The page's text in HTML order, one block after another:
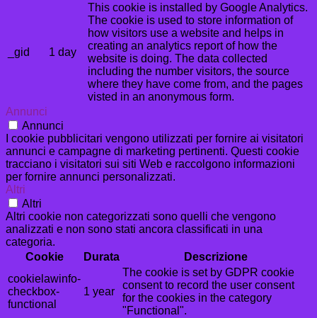
_gid 1 day
This cookie is installed by Google Analytics.
The cookie is used to store information of
how visitors use a website and helps in
creating an analytics report of how the
website is doing. The data collected
including the number visitors, the source
where they have come from, and the pages
visted in an anonymous form.
Annunci
Annunci
I cookie pubblicitari vengono utilizzati per fornire ai visitatori
annunci e campagne di marketing pertinenti. Questi cookie
tracciano i visitatori sui siti Web e raccolgono informazioni
per fornire annunci personalizzati.
Altri
Altri
Altri cookie non categorizzati sono quelli che vengono
analizzati e non sono stati ancora classificati in una
categoria.
Cookie
Durata
Descrizione
cookielawinfo-
checkbox-
functional
1 year
The cookie is set by GDPR cookie
consent to record the user consent
for the cookies in the category
"Functional".